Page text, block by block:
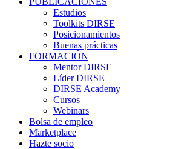
Estudios
Toolkits DIRSE
Posicionamientos
Buenas prácticas
FORMACIÓN
Mentor DIRSE
Líder DIRSE
DIRSE Academy
Cursos
Webinars
Bolsa de empleo
Marketplace
Hazte socio